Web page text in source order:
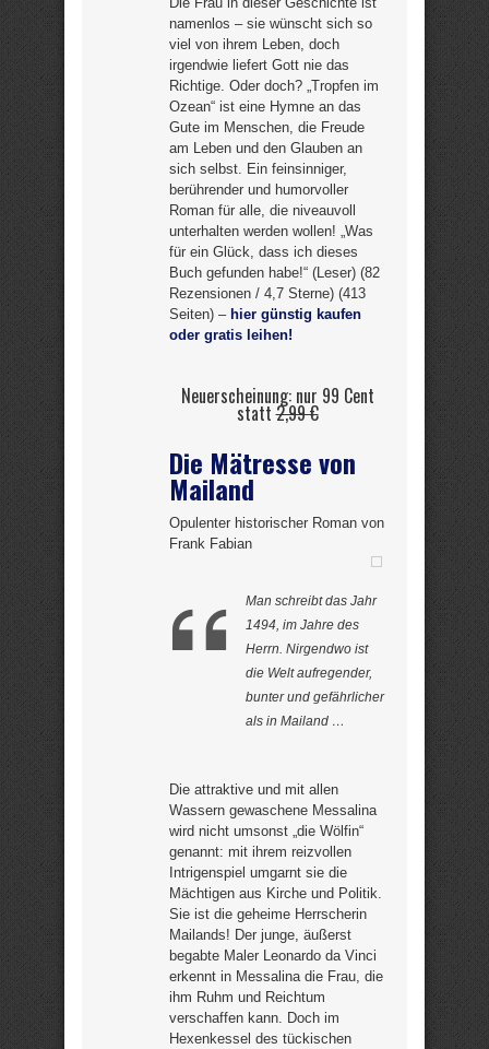
namenlos – sie wünscht sich so
viel von ihrem Leben, doch
irgendwie liefert Gott nie das
Richtige. Oder doch? „Tropfen im
Ozean“ ist eine Hymne an das
Gute im Menschen, die Freude
am Leben und den Glauben an
sich selbst. Ein feinsinniger,
berührender und humorvoller
Roman für alle, die niveauvoll
unterhalten werden wollen! „Was
für ein Glück, dass ich dieses
Buch gefunden habe!“ (Leser) (82
Rezensionen / 4,7 Sterne) (413
Seiten) – hier günstig kaufen
oder gratis leihen!
Neuerscheinung: nur 99 Cent
statt2,99 €
Die Mätresse von
Mailand
Opulenter historischer Roman von
Frank Fabian
Man schreibt das Jahr
1494, im Jahre des
Herrn. Nirgendwo ist
die Welt aufregender,
bunter und gefährlicher
als in Mailand …
Die attraktive und mit allen
Wassern gewaschene Messalina
wird nicht umsonst „die Wölfin“
genannt: mit ihrem reizvollen
Intrigenspiel umgarnt sie die
Mächtigen aus Kirche und Politik.
Sie ist die geheime Herrscherin
Mailands! Der junge, äußerst
begabte Maler Leonardo da Vinci
erkennt in Messalina die Frau, die
ihm Ruhm und Reichtum
verschaffen kann. Doch im
Hexenkessel des tückischen